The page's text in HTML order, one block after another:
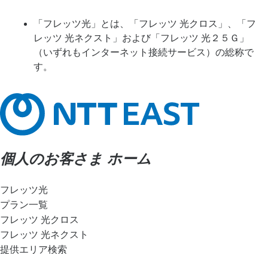
「フレッツ光」とは、「フレッツ 光クロス」、「フ
レッツ 光ネクスト」および「フレッツ 光２５Ｇ」
（いずれもインターネット接続サービス）の総称で
す。
個人のお客さま ホーム
フレッツ光
プラン一覧
フレッツ 光クロス
フレッツ 光ネクスト
提供エリア検索